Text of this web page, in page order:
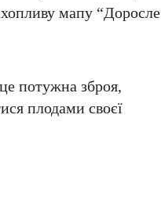
мапу “Доросле
потужна зброя,
плодами своєї